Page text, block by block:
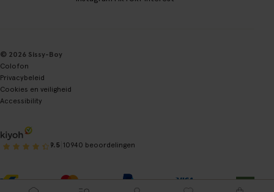
© 2026 Sissy-Boy
Colofon
Privacybeleid
Cookies en veiligheid
Accessibility
9.5 10940 beoordelingen